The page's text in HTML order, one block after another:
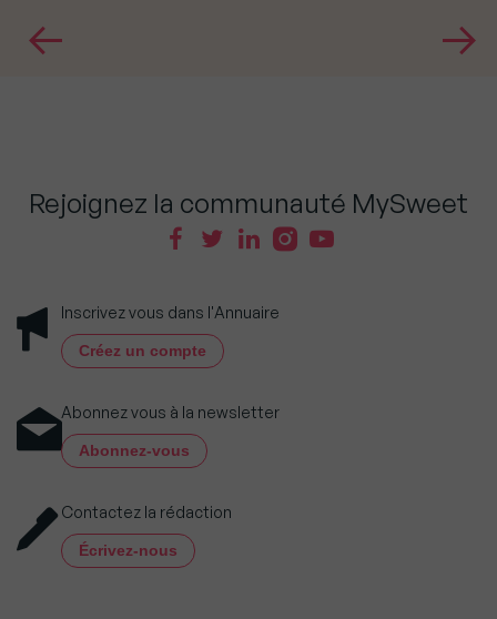
Rejoignez la communauté MySweet
Inscrivez vous dans l'Annuaire
Créez un compte
Abonnez vous à la newsletter
Abonnez-vous
Contactez la rédaction
Écrivez-nous